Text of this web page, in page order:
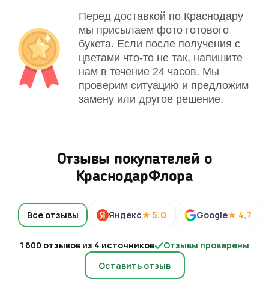
Перед доставкой по Краснодару
мы присылаем фото готового
букета. Если после получения с
цветами что-то не так, напишите
нам в течение 24 часов. Мы
проверим ситуацию и предложим
замену или другое решение.
Отзывы покупателей о
КраснодарФлора
Все отзывы Яндекс★ 5,0 Google★ 4,7
1 600 отзывов из 4 источников
Отзывы проверены
Оставить отзыв